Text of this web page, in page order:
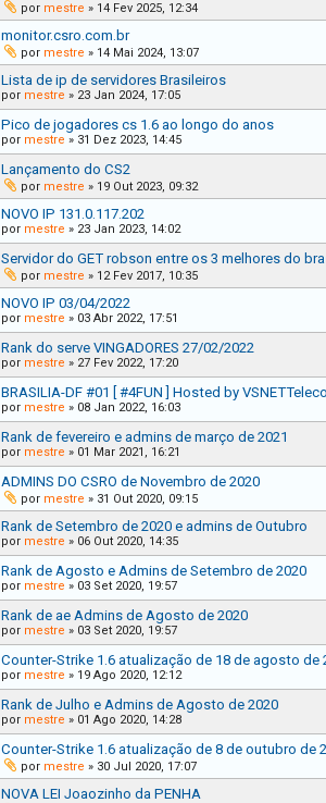
por mestre » 14 Fev 2025, 12:34
monitor.csro.com.br
por mestre » 14 Mai 2024, 13:07
Lista de ip de servidores Brasileiros
por mestre » 23 Jan 2024, 17:05
Pico de jogadores cs 1.6 ao longo do anos
por mestre » 31 Dez 2023, 14:45
Lançamento do CS2
por mestre » 19 Out 2023, 09:32
NOVO IP 131.0.117.202
por mestre » 23 Jan 2023, 14:02
Servidor do GET robson entre os 3 melhores do
por mestre » 12 Fev 2017, 10:35
NOVO IP 03/04/2022
por mestre » 03 Abr 2022, 17:51
Rank do serve VINGADORES 27/02/2022
por mestre » 27 Fev 2022, 17:20
BRASILIA-DF #01 [ #4FUN ] Hosted by
por mestre » 08 Jan 2022, 16:03
Rank de fevereiro e admins de março de 2021
por mestre » 01 Mar 2021, 16:21
ADMINS DO CSRO de Novembro de 2020
por mestre » 31 Out 2020, 09:15
Rank de Setembro de 2020 e admins de Outubro
por mestre » 06 Out 2020, 14:35
Rank de Agosto e Admins de Setembro de 2020
por mestre » 03 Set 2020, 19:57
Rank de ae Admins de Agosto de 2020
por mestre » 03 Set 2020, 19:57
Counter-Strike 1.6 atualização de 18 de agosto de
por mestre » 19 Ago 2020, 12:12
Rank de Julho e Admins de Agosto de 2020
por mestre » 01 Ago 2020, 14:28
Counter-Strike 1.6 atualização de 8 de outubro de
por mestre » 30 Jul 2020, 17:07
NOVA LEI Joaozinho da PENHA